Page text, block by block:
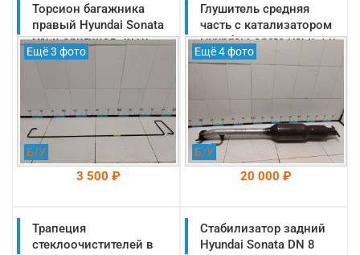
Торсион багажника
правый Hyundai Sonata
DN 8 оригинал 2019-
2025 (81296L1000)
Ещё 3 фото
Б/У
3 500 ₽
На складе: Раменское
-->
Глушитель средняя
часть с катализатором
Hyundai Sonata DN 8 2.0
G4NM оригинал
Ещё 4 фото
Б/У
20 000 ₽
На складе: Раменское
-->
Трапеция
стеклоочистителей в
Стабилизатор задний
Hyundai Sonata DN 8